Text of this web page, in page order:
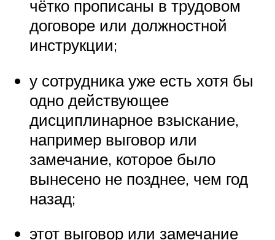
чётко прописаны в трудовом
договоре или должностной
инструкции;
у сотрудника уже есть хотя бы
одно действующее
дисциплинарное взыскание,
например выговор или
замечание, которое было
вынесено не позднее, чем год
назад;
этот выговор или замечание